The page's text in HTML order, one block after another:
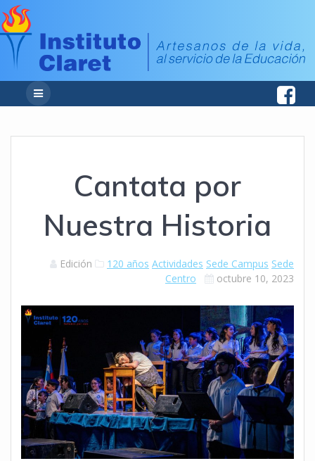
Cantata por
Nuestra Historia
Edición 120 años Actividades Sede Campus Sede
Centro
octubre 10, 2023